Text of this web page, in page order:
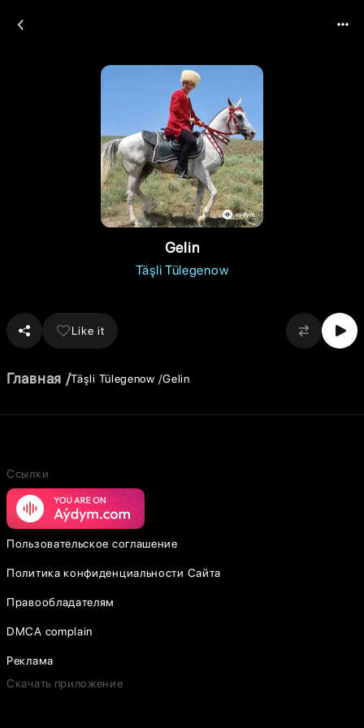
Gelin
Täşli Tülegenow
Like it
Главная Täşli Tülegenow Gelin
Ссылки
Пользовательское соглашение
Политика конфиденциальности Сайта
Правообладателям
DMCA complain
Реклама
Скачать приложение